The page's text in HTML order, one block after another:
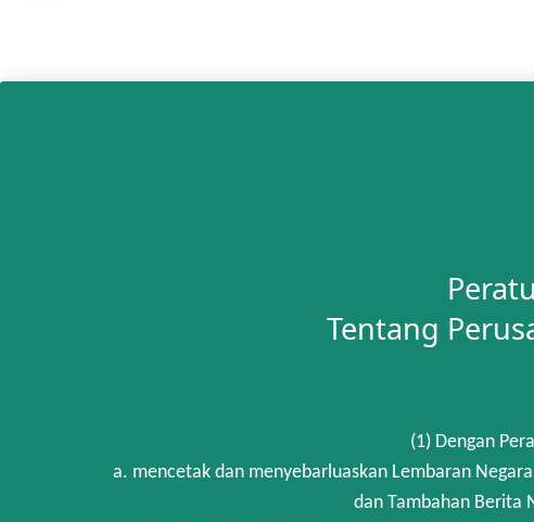
Tentang
(1) Dengan
a. mencetak dan menyebarluaskan Lembaran
dan Tambahan Berita